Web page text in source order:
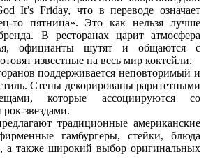
It’s Friday, что в переводе означает
то пятница». Это как нельзя лучше
В ресторанах царит атмосфера
официанты шутят и общаются с
известные на весь мир коктейли.
поддерживается неповторимый и
Стены декорированы раритетными
которые ассоциируются со
звездами.
традиционные американские
гамбургеры, стейки, блюда
а также широкий выбор оригинальных